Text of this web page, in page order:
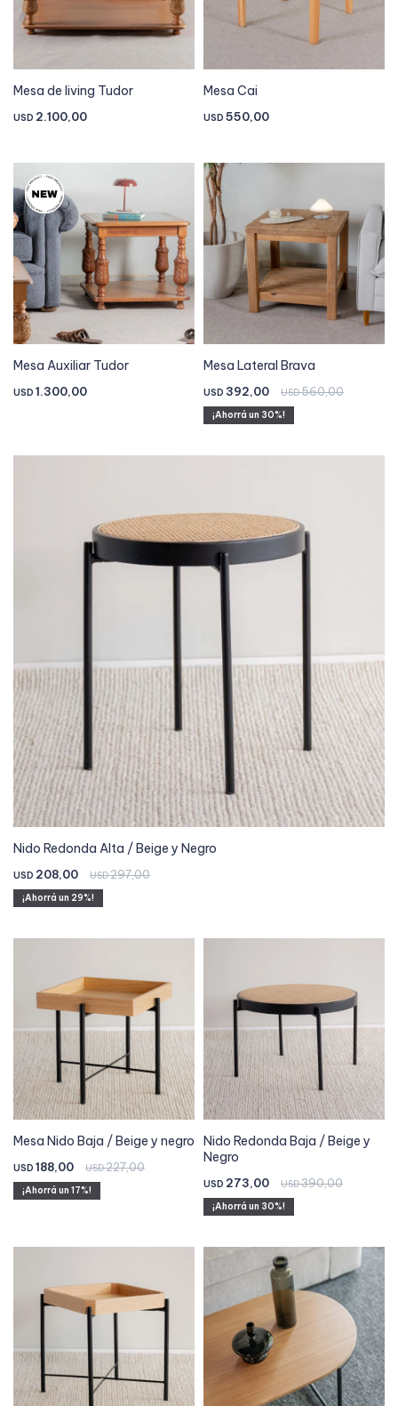
Mesa de living Tudor
USD 2.100,00
Mesa Cai
USD 550,00
Mesa Auxiliar Tudor
USD 1.300,00
Mesa Lateral Brava
USD 392,00 USD560,00
30
Nido Redonda Alta / Beige y Negro
USD 208,00 USD297,00
29
Mesa Nido Baja / Beige y negro
USD 188,00 USD227,00
17
Nido Redonda Baja / Beige y
Negro
USD 273,00 USD390,00
30